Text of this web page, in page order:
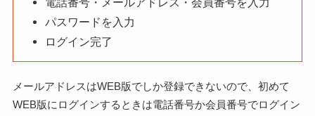
パスワードを入力
ログイン完了
メールアドレスはWEB版でしか登録できないので、初めて
WEB版にログインするときは電話番号か会員番号でログイン